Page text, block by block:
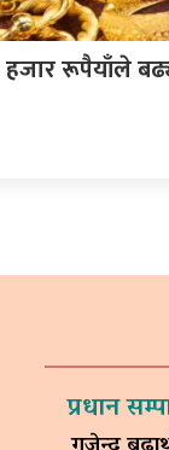
हजार रूपैयाँले
प्रधान